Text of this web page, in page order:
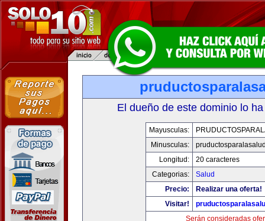
El dueño de este dominio lo
Mayusculas:
Minusculas:
Longitud:
20 caracteres
Categorias:
Salud
Precio:
Realizar una oferta!
Visitar!
Serán consideradas